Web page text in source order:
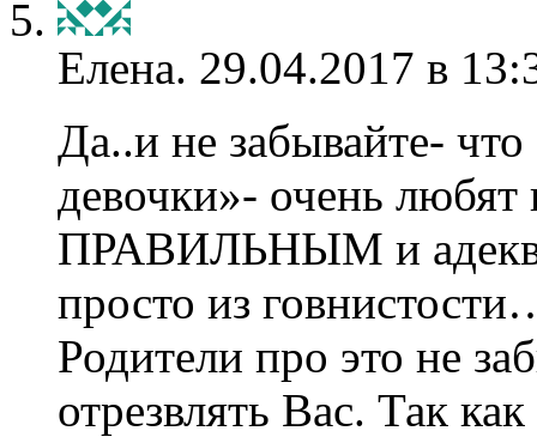
Елена. 29.04.2017 в
Да..и не забывайте-
девочки»- очень любят
ПРАВИЛЬНЫМ и
просто из
Родители про это не
отрезвлять Вас. Так